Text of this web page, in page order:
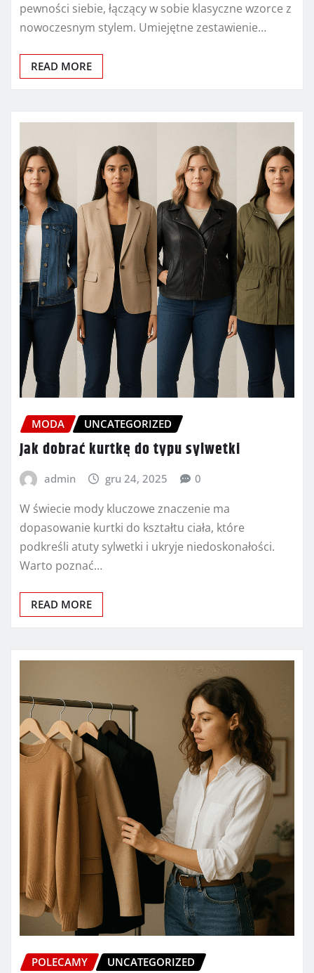
pewności siebie, łączący w sobie klasyczne wzorce z
nowoczesnym stylem. Umiejętne zestawienie…
READ MORE
MODA UNCATEGORIZED
Jak dobrać kurtkę do typu sylwetki
admin gru 24, 2025 0
W świecie mody kluczowe znaczenie ma
dopasowanie kurtki do kształtu ciała, które
podkreśli atuty sylwetki i ukryje niedoskonałości.
Warto poznać…
READ MORE
POLECAMY UNCATEGORIZED